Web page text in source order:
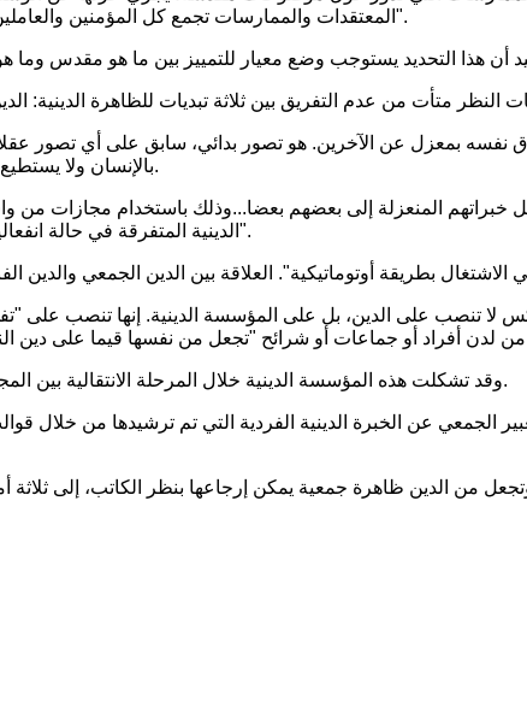
المعتقدات والممارسات تجمع كل المؤمنين والعاملين بها في جماعة معنوية واحدة تدعى كنيسة".
بالإنسان ولا يستطيع التحكم فيه"، تماما كحال الظاهرة الصوفية.
الدينية المتفرقة في حالة انفعالية مشتركة...وهو ما يقود إلى تكوين المعتقد".
وقد تشكلت هذه المؤسسة الدينية خلال المرحلة الانتقالية بين المجتمعات القروية والمجتمعات المدينية الأولى.
الجمعي عن الخبرة الدينية الفردية التي تم ترشيدها من خلال